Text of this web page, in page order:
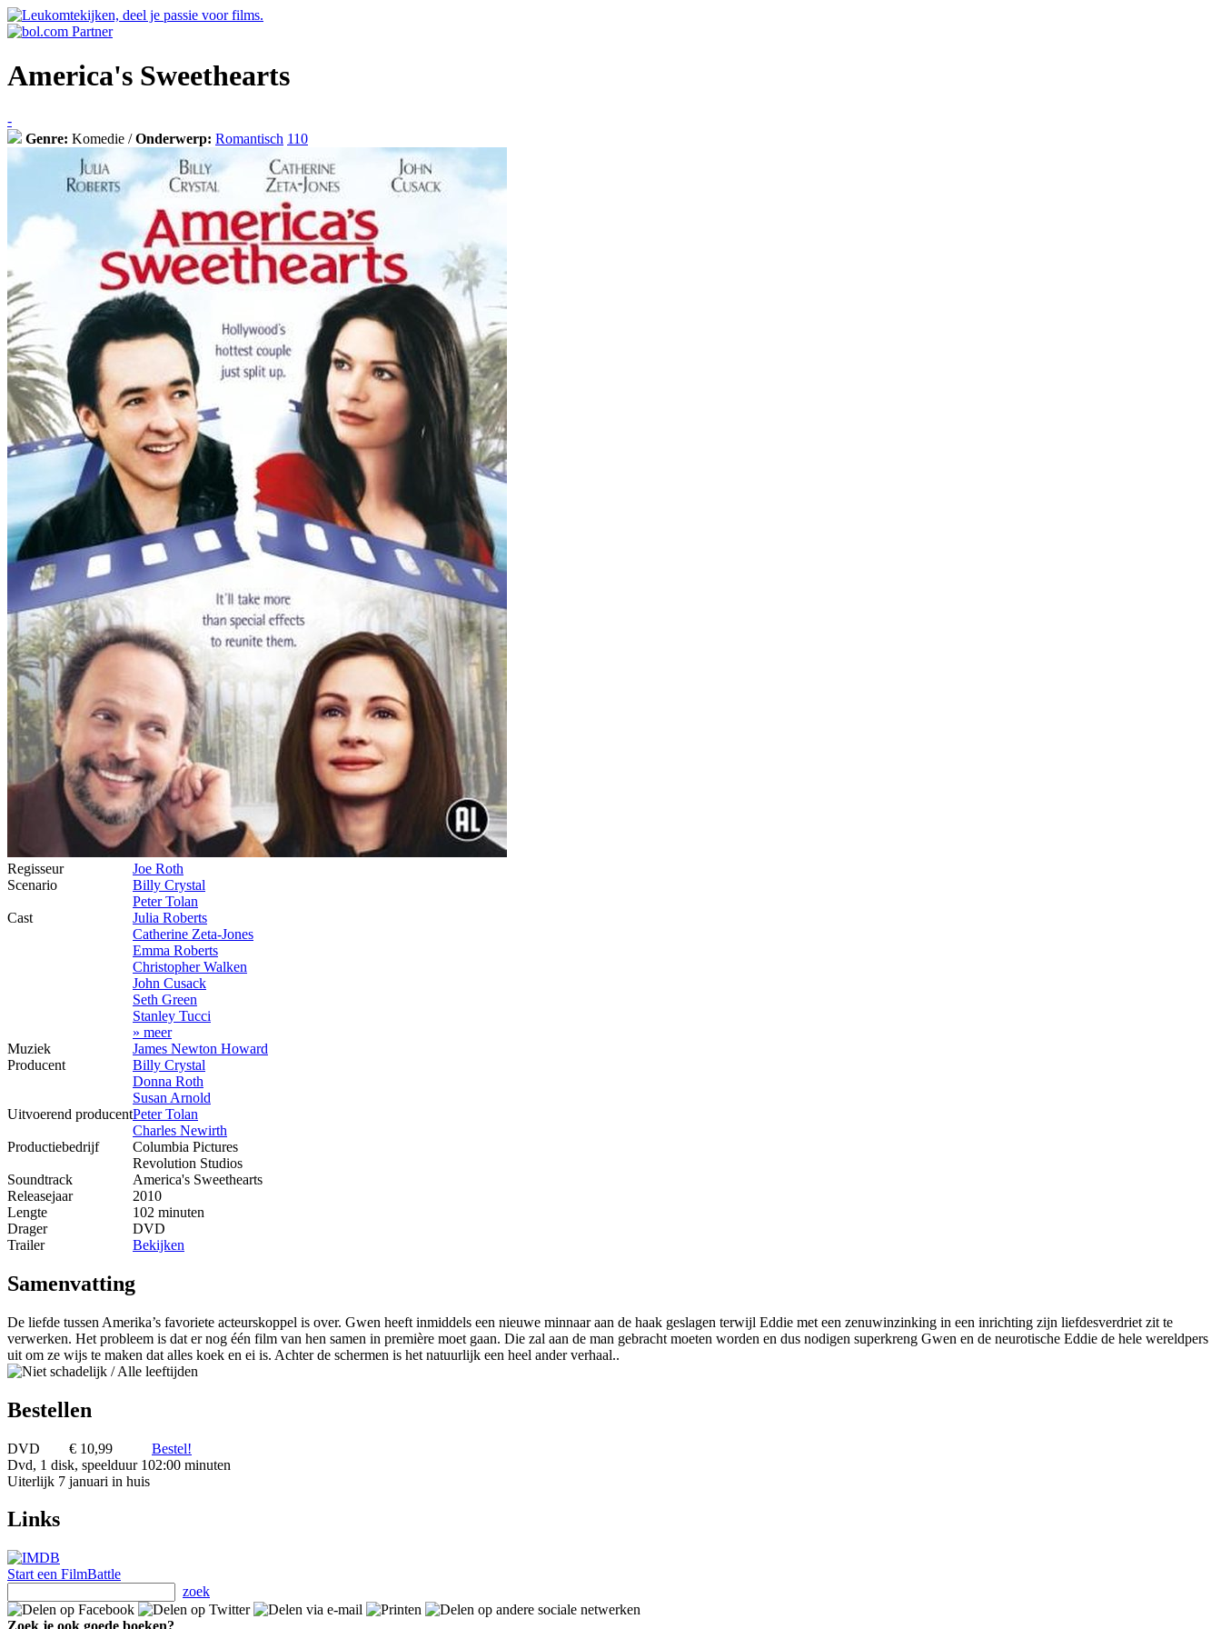
America's Sweethearts
-
Genre: Komedie /Onderwerp: Romantisch 110
Regisseur
Joe Roth
Scenario
Billy Crystal
Peter Tolan
Cast
Julia Roberts
Catherine Zeta-Jones
Emma Roberts
Christopher Walken
John Cusack
Seth Green
Stanley Tucci
» meer
Muziek
James Newton Howard
Producent
Billy Crystal
Donna Roth
Susan Arnold
Uitvoerend producentPeter Tolan
Charles Newirth
Productiebedrijf
Columbia Pictures
Revolution Studios
Soundtrack
America's Sweethearts
Releasejaar
2010
Lengte
102 minuten
Drager
DVD
Trailer
Bekijken
Samenvatting
De liefde tussen Amerika’s favoriete acteurskoppel is over. Gwen heeft inmiddels een nieuwe minnaar aan de haak geslagen terwijl Eddie met een zenuwinzinking in een inrichting zijn liefdesverdriet zit te
verwerken. Het probleem is dat er nog één film van hen samen in première moet gaan. Die zal aan de man gebracht moeten worden en dus nodigen superkreng Gwen en de neurotische Eddie de hele wereldpers
uit om ze wijs te maken dat alles koek en ei is. Achter de schermen is het natuurlijk een heel ander verhaal..
Bestellen
DVD € 10,99
Bestel!
Dvd, 1 disk, speelduur 102:00 minuten
Uiterlijk 7 januari in huis
Links
Start een FilmBattle
zoek